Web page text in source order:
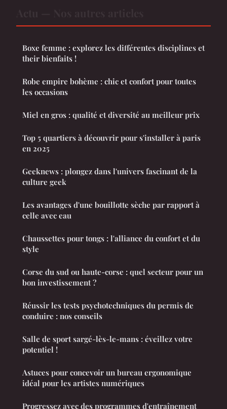
Boxe femme : explorez les différentes disciplines et
their bienfaits !
Robe empire bohème : chic et confort pour toutes
les occasions
Miel en gros : qualité et diversité au meilleur prix
Top 5 quartiers à découvrir pour s'installer à paris
en 2025
Geeknews : plongez dans l'univers fascinant de la
culture geek
Les avantages d'une bouillotte sèche par rapport à
celle avec eau
Chaussettes pour tongs : l'alliance du confort et du
style
Corse du sud ou haute-corse : quel secteur pour un
bon investissement ?
Réussir les tests psychotechniques du permis de
conduire : nos conseils
Salle de sport sargé-lès-le-mans : éveillez votre
potentiel !
Astuces pour concevoir un bureau ergonomique
idéal pour les artistes numériques
Progressez avec des programmes d'entraînement